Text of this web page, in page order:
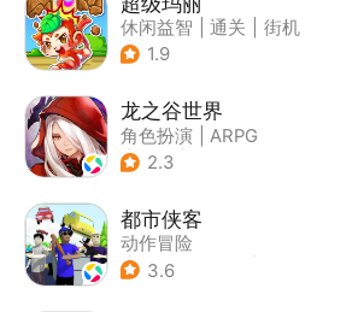
休闲益智 通关
街机
| 儿童游戏
1.9
龙之谷世界
角色扮演
ARPG
| 奇幻
2.3
都市侠客
动作冒险
| 第一人称射击
3.6